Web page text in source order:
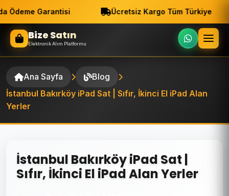
Ödeme Garantisi Ücretsiz Kargo Tüm Türkiye
Bize Satın
Elektronik Alım Platformu
Ana Sayfa
Blog
İstanbul Bakırköy iPad Sat | Sıfır, İkinci El iPad Alan
Yerler
İstanbul Bakırköy iPad Sat |
Sıfır, İkinci El iPad Alan Yerler